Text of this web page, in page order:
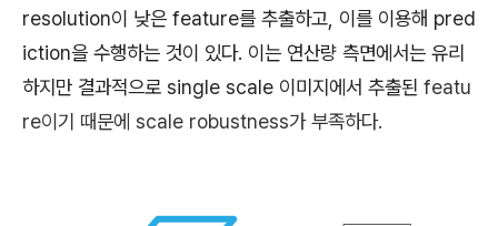
resolution이 낮은 feature를 추출하고, 이를 이용해 pred
iction을 수행하는 것이 있다. 이는 연산량 측면에서는 유리
하지만 결과적으로 single scale 이미지에서 추출된 featu
re이기 때문에 scale robustness가 부족하다.